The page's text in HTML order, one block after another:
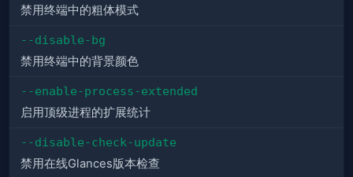
禁用终端中的粗体模式
--disable-bg
禁用终端中的背景颜色
--enable-process-extended
启用顶级进程的扩展统计
--disable-check-update
禁用在线Glances版本检查